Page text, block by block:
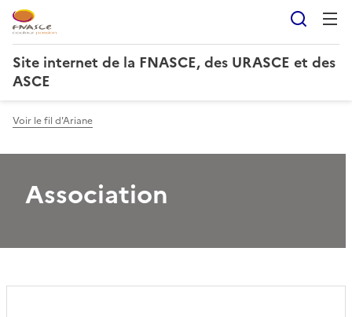
Site internet de la FNASCE, des URASCE et des
ASCE
Voir le fil d'Ariane
Association